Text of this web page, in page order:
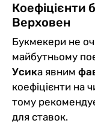
Коефіцієнти
Верховен
Букмекери не
майбутньому
Усика явним
коефіцієнти на
тому
для ставок.